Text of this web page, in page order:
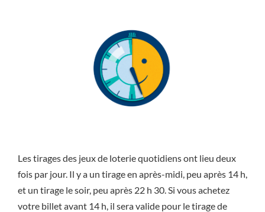
Les tirages des jeux de loterie quotidiens ont lieu deux
fois par jour. Il y a un tirage en après-midi, peu après 14 h,
et un tirage le soir, peu après 22 h 30. Si vous achetez
votre billet avant 14 h, il sera valide pour le tirage de